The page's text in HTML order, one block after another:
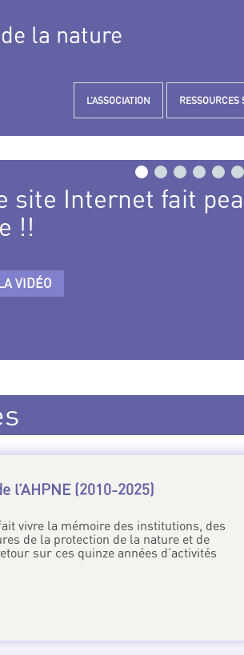
la nature
L’ASSOCIATION RESSOURCES
site Internet fait
!!
VIDÉO
l’AHPNE (2010-2025)
vivre la mémoire des institutions, des
de la protection de la nature et de
sur ces quinze années d’activités